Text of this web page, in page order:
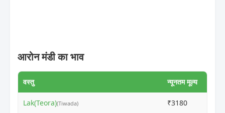
आरोन मंडी का भाव
वस्तु न्यूनतम मूल्य
Lak(Teora)(Tiwada) ₹3180